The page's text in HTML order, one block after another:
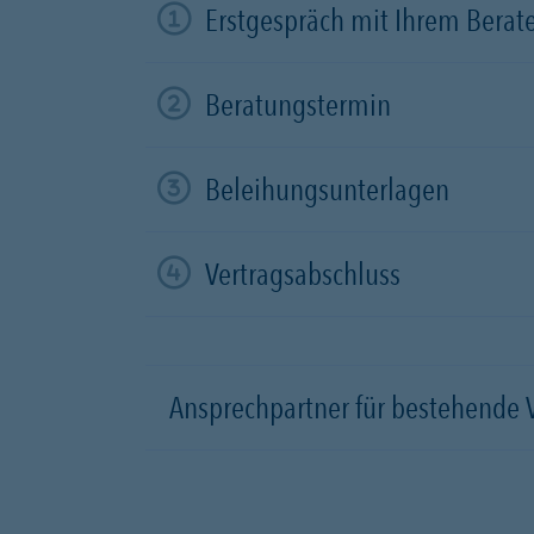
Erstgespräch mit Ihrem
Beratungstermin
Beleihungsunterlagen
Vertragsabschluss
Ansprechpartner für bestehende